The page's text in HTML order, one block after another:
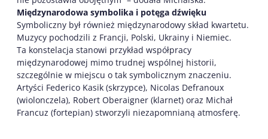
Międzynarodowa symbolika i potęga dźwięku
Symboliczny był również międzynarodowy skład kwartetu.
Muzycy pochodzili z Francji, Polski, Ukrainy i Niemiec.
Ta konstelacja stanowi przykład współpracy
międzynarodowej mimo trudnej wspólnej historii,
szczególnie w miejscu o tak symbolicznym znaczeniu.
Artyści Federico Kasik (skrzypce), Nicolas Defranoux
(wiolonczela), Robert Oberaigner (klarnet) oraz Michał
Francuz (fortepian) stworzyli niezapomnianą atmosferę.